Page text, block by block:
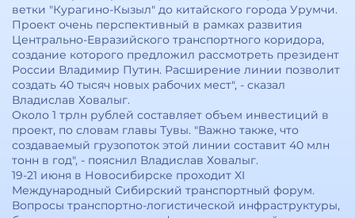
ветки "Курагино-Кызыл" до китайского города Урумчи.
Проект очень перспективный в рамках развития
Центрально-Евразийского транспортного коридора,
создание которого предложил рассмотреть президент
России Владимир Путин. Расширение линии позволит
создать 40 тысяч новых рабочих мест", - сказал
Владислав Ховалыг.
Около 1 трлн рублей составляет объем инвестиций в
проект, по словам главы Тувы. "Важно также, что
создаваемый грузопоток этой линии составит 40 млн
тонн в год", - пояснил Владислав Ховалыг.
19-21 июня в Новосибирске проходит XI
Международный Сибирский транспортный форум.
Вопросы транспортно-логистической инфраструктуры,